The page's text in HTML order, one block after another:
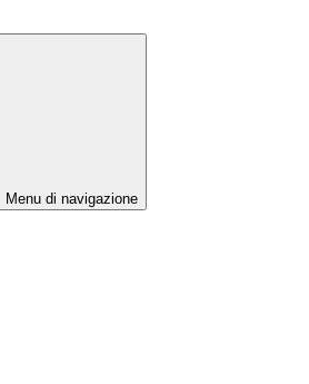
Menu di navigazione